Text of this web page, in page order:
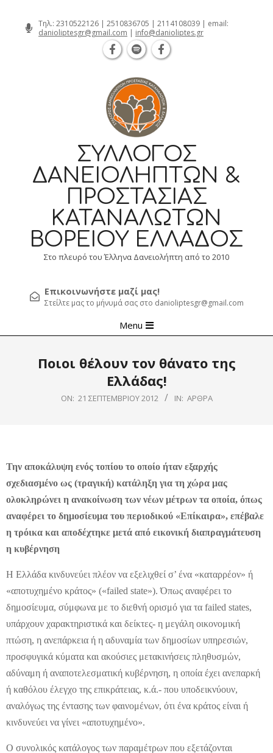
Τηλ.: 2310522126 | 2510836705 | 2114108039 | email:
danioliptesgr@gmail.com | info@danioliptes.gr
ΣΎΛΛΟΓΟΣ
ΔΑΝΕΙΟΛΗΠΤΏΝ &
ΠΡΟΣΤΑΣΊΑΣ
ΚΑΤΑΝΑΛΩΤΏΝ
ΒΟΡΕΊΟΥ ΕΛΛΆΔΟΣ
Στο πλευρό του Έλληνα Δανειολήπτη από το 2010
Επικοινωνήστε μαζί μας!
Στείλτε μας το μήνυμά σας στο danioliptesgr@gmail.com
Navigation
Menu
Ποιοι θέλουν τον θάνατο της
Ελλάδας!
ON: 21 ΣΕΠΤΕΜΒΡΊΟΥ 2012 IN: ΆΡΘΡΑ
Την αποκάλυψη ενός τοπίου το οποίο ήταν εξαρχής
σχεδιασμένο ως (τραγική) κατάληξη για τη χώρα μας
ολοκληρώνει η ανακοίνωση των νέων μέτρων τα οποία, όπως
αναφέρει το δημοσίευμα του περιοδικού «Επίκαιρα», επέβαλε
η τρόικα και αποδέχτηκε μετά από εικονική διαπραγμάτευση
η κυβέρνηση
Η Ελλάδα κινδυνεύει πλέον να εξελιχθεί σ’ ένα «καταρρέον» ή
«αποτυχημένο κράτος» («failed state»). Όπως αναφέρει το
δημοσίευμα, σύμφωνα με το διεθνή ορισμό για τα failed states,
υπάρχουν χαρακτηριστικά και δείκτες- η μεγάλη οικονομική
πτώση, η ανεπάρκεια ή η αδυναμία των δημοσίων υπηρεσιών,
προσφυγικά κύματα και ακούσιες μετακινήσεις πληθυσμών,
αδύναμη ή αναποτελεσματική κυβέρνηση, η οποία έχει ανεπαρκή
ή καθόλου έλεγχο της επικράτειας, κ.ά.- που υποδεικνύουν,
αναλόγως της έντασης των φαινομένων, ότι ένα κράτος είναι ή
κινδυνεύει να γίνει «αποτυχημένο».
Ο συνολικός κατάλογος των παραμέτρων που εξετάζονται